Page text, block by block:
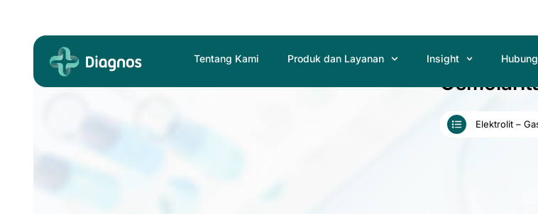
content
Tentang Kami Produk dan Layanan Insight
Elektrolit –